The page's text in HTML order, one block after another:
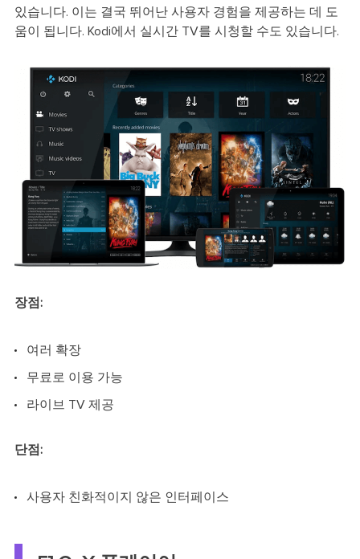
있습니다. 이는 결국 뛰어난 사용자 경험을 제공하는 데 도
움이 됩니다. Kodi에서 실시간 TV를 시청할 수도 있습니다.
장점:
여러 확장
무료로 이용 가능
라이브 TV 제공
단점:
사용자 친화적이지 않은 인터페이스